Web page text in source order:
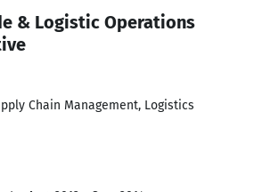
& Logistic Operations
Chain Management, Logistics